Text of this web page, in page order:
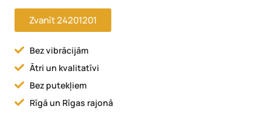
Zvanīt 24201201
Bez vibrācijām
Ātri un kvalitatīvi
Bez putekļiem
Rīgā un Rīgas rajonā